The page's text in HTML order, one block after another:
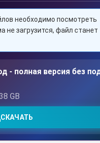
необходимо посмотреть
не загрузится, файл станет
- полная версия без
GB
СКАЧАТЬ